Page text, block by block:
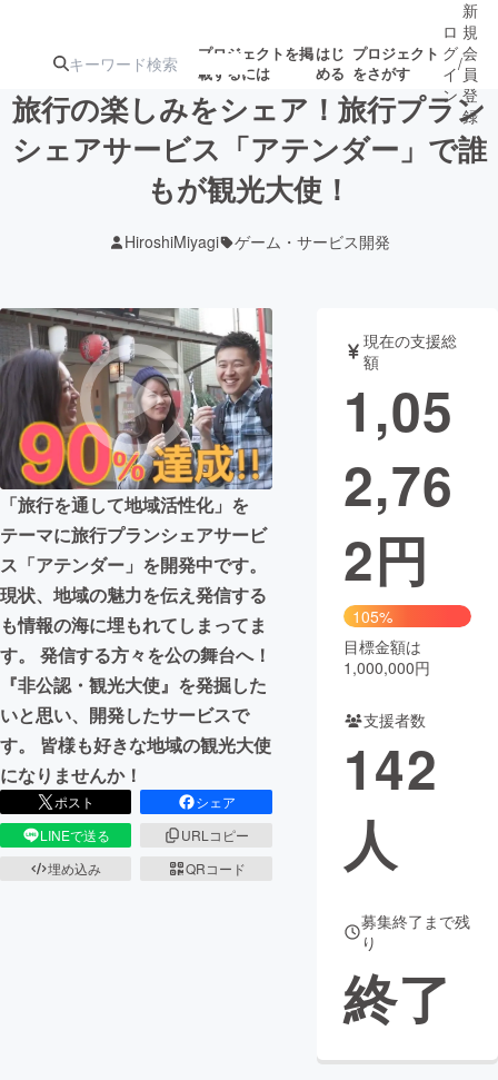
プロジェクトを掲
載するには
はじ
める
プロジェクト
をさがす
注目のリ 注目の新着プロ募集終了が近いプ
テクノロジー・ガジェット
映像・映画 書籍・雑誌
ビジネス・起業 チャレンジ
まちづくり・地域活性化
CAMPFIRE for Social Good
CAMPFIRE Creation
CAMPFIREふるさと納税machi-ya コミュニティ
ロ
グ
イ
ン
/
新
規
会
員
登
録
旅行の楽しみをシェア！旅行プラン
シェアサービス「アテンダー」で誰
もが観光大使！
HiroshiMiyagi ゲーム・サービス開発
「旅行を通して地域活性化」を
テーマに旅行プランシェアサービ
ス「アテンダー」を開発中です。
現状、地域の魅力を伝え発信する
も情報の海に埋もれてしまってま
す。 発信する方々を公の舞台へ！
『非公認・観光大使』を発掘した
いと思い、開発したサービスで
す。 皆様も好きな地域の観光大使
になりませんか！
ポスト
シェア
LINEで送る
URLコピー
埋め込み
QRコード
現在の支援総
額
1,05
2,76
2円
105%
目標金額は
1,000,000円
支援者数
142
人
募集終了まで残
り
終了